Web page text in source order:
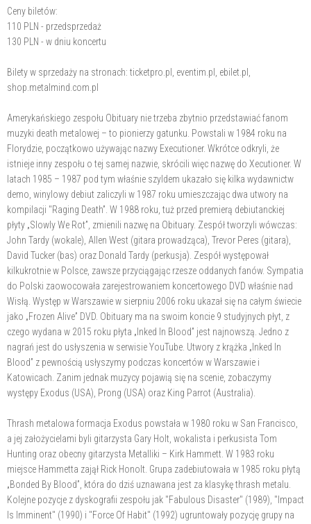
Ceny biletów:
110 PLN - przedsprzedaż
130 PLN - w dniu koncertu
Bilety w sprzedaży na stronach: ticketpro.pl, eventim.pl, ebilet.pl,
shop.metalmind.com.pl
Amerykańskiego zespołu Obituary nie trzeba zbytnio przedstawiać fanom
muzyki death metalowej – to pionierzy gatunku. Powstali w 1984 roku na
Florydzie, początkowo używając nazwy Executioner. Wkrótce odkryli, że
istnieje inny zespołu o tej samej nazwie, skrócili więc nazwę do Xecutioner. W
latach 1985 – 1987 pod tym właśnie szyldem ukazało się kilka wydawnictw
demo, winylowy debiut zaliczyli w 1987 roku umieszczając dwa utwory na
kompilacji "Raging Death”. W 1988 roku, tuż przed premierą debiutanckiej
płyty „Slowly We Rot”, zmienili nazwę na Obituary. Zespół tworzyli wówczas:
John Tardy (wokale), Allen West (gitara prowadząca), Trevor Peres (gitara),
David Tucker (bas) oraz Donald Tardy (perkusja). Zespół występował
kilkukrotnie w Polsce, zawsze przyciągając rzesze oddanych fanów. Sympatia
do Polski zaowocowała zarejestrowaniem koncertowego DVD właśnie nad
Wisłą. Występ w Warszawie w sierpniu 2006 roku ukazał się na całym świecie
jako „Frozen Alive” DVD. Obituary ma na swoim koncie 9 studyjnych płyt, z
czego wydana w 2015 roku płyta „Inked In Blood” jest najnowszą. Jedno z
nagrań jest do usłyszenia w serwisie YouTube. Utwory z krążka „Inked In
Blood” z pewnością usłyszymy podczas koncertów w Warszawie i
Katowicach. Zanim jednak muzycy pojawią się na scenie, zobaczymy
występy Exodus (USA), Prong (USA) oraz King Parrot (Australia).
Thrash metalowa formacja Exodus powstała w 1980 roku w San Francisco,
a jej założycielami byli gitarzysta Gary Holt, wokalista i perkusista Tom
Hunting oraz obecny gitarzysta Metalliki – Kirk Hammett. W 1983 roku
miejsce Hammetta zajął Rick Honolt. Grupa zadebiutowała w 1985 roku płytą
„Bonded By Blood”, która do dziś uznawana jest za klasykę thrash metalu.
Kolejne pozycje z dyskografii zespołu jak "Fabulous Disaster" (1989), "Impact
Is Imminent" (1990) i "Force Of Habit" (1992) ugruntowały pozycję grupy na